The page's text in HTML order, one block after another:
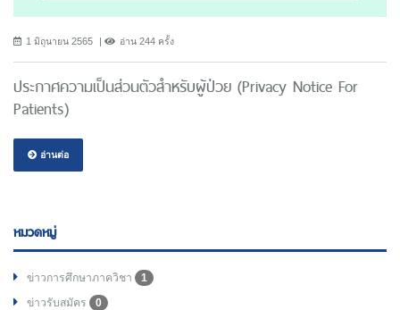
1 มิถุนายน 2565 อ่าน 244 ครั้ง
ประกาศความเป็นส่วนตัวสำหรับผู้ป่วย (Privacy Notice For
Patients)
อ่านต่อ
หมวดหมู่
ข่าวการศึกษาภาควิชา
1
ข่าวรับสมัคร
0